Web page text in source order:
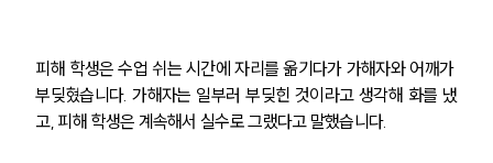
피해 학생은 수업 쉬는 시간에 자리를 옮기다가 가해자와 어깨가
부딪혔습니다. 가해자는 일부러 부딪힌 것이라고 생각해 화를 냈
고, 피해 학생은 계속해서 실수로 그랬다고 말했습니다.